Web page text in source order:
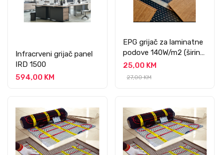
Infracrveni grijač panel
IRD 1500
594,00 KM
EPG grijač za laminatne
podove 140W/m2 (širine
80 cm)
25,00 KM
27,00 KM